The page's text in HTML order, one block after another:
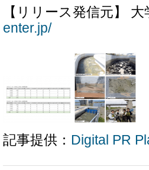
【リリース発信元】
enter.jp/
記事提供： Digital PR